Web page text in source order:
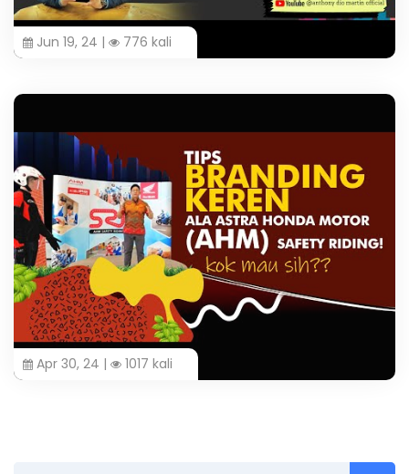
Jun 19, 24 | 776 kali
Apr 30, 24 | 1017 kali